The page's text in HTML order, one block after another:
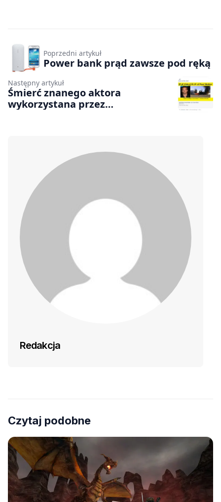
Poprzedni artykuł
Power bank prąd zawsze pod ręką
Następny artykuł
Śmierć znanego aktora
wykorzystana przez
Redakcja
Czytaj podobne